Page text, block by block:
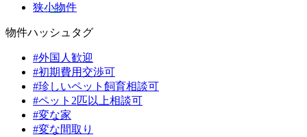
狭小物件
物件ハッシュタグ
#外国人歓迎
#初期費用交渉可
#珍しいペット飼育相談可
#ペット2匹以上相談可
#変な家
#変な間取り